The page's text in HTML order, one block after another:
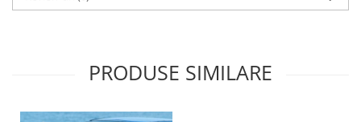
Intercooler
PRODUSE SIMILARE